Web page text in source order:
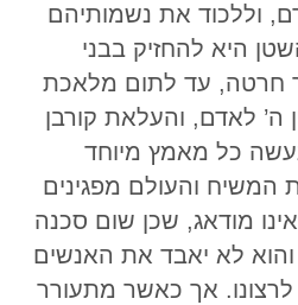
וללכוד את נשמותיהם
היא להחזיק בבני
חרטה, עד לתום מלאכת
ה’ לאדם, והעלאת קורבן
כל מאמץ מיוחד
המשיח והעולם מפגינים
מודאג, שכן שום סכנה
לא יאבד את האנשים
אך כאשר מתעורר